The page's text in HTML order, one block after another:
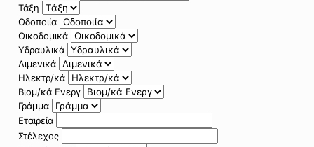
Τάξη
Οδοποιία
Οικοδομικά
Υδραυλικά
Λιμενικά
Ηλεκτρ/κά
Βιομ/κά Ενεργ
Γράμμα
Εταιρεία
Στέλεχος